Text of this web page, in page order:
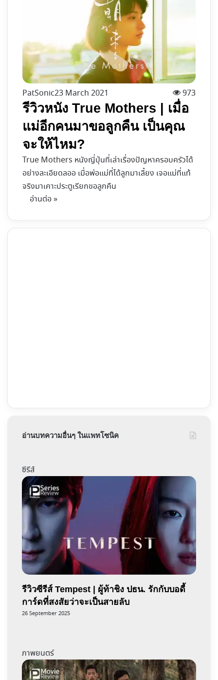
PatSonic23 March 2021 973
รีวิวหนัง True Mothers | เมื่อ
แม่อีกคนมาขอลูกคืน เป็นคุณ
จะให้ไหม?
True Mothers หนังญี่ปุ่นที่เล่าเรื่องปัญหาครอบครัวได้
อย่างละเอียดลออ เมื่อพ่อแม่ที่ได้ลูกมาเลี้ยง เจอแม่ที่แท้
จริงมาเคาะประตูเรียกขอลูกคืน
อ่านต่อ »
อ่านบทความอื่นๆ ในแพทโซนิค
ซีรีส์
รีวิวซีรีส์ Tempest | ผู้ท้าชิง ปธน. รักกับบอดี้
การ์ดที่สงสัยว่าจะเป็นสายลับ
26 September 2025
ภาพยนตร์